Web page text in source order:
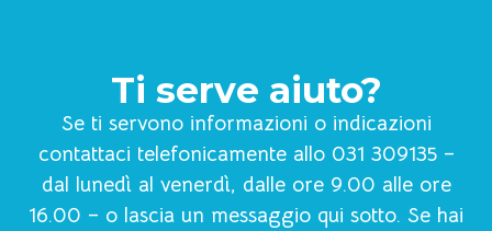
Ti serve aiuto?
Se ti servono informazioni o indicazioni
contattaci telefonicamente allo 031 309135 –
dal lunedì al venerdì, dalle ore 9.00 alle ore
16.00 – o lascia un messaggio qui sotto. Se hai